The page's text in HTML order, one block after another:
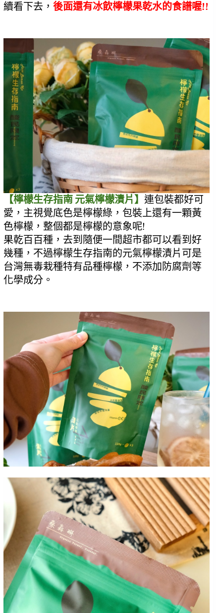
續看下去， 後面還有冰飲檸檬果乾水的食譜喔!!
【檸檬生存指南 元氣檸檬漬片】 連包裝都好可
愛，主視覺底色是檸檬綠，包裝上還有一顆黃
色檸檬，整個都是檸檬的意象呢!
果乾百百種，去到隨便一間超市都可以看到好
幾種，不過檸檬生存指南的元氣檸檬漬片可是
台灣無毒栽種特有品種檸檬，不添加防腐劑等
化學成分。